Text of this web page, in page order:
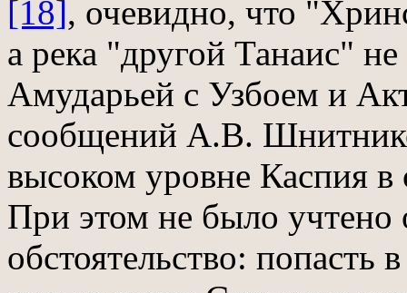
[18], очевидно, что
а река "другой Танаис"
Амударьей с Узбоем и
сообщений А.В.
высоком уровне Каспия
При этом не было учтено
обстоятельство: